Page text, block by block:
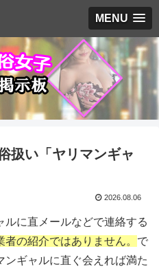
MENU
扱い「ヤリマンギャ
2026.08.06
に直メールなどで連絡する
者の紹介ではありません。 で
ンギャルに直ぐ会えれば満た